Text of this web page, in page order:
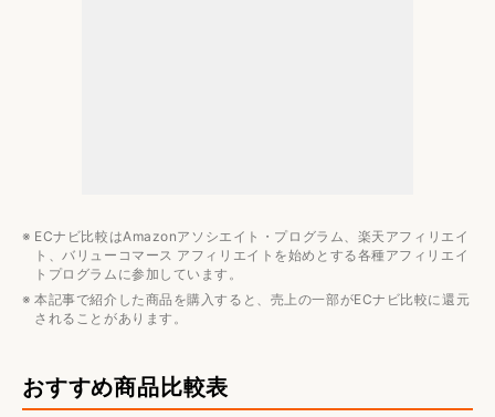
ECナビ比較はAmazonアソシエイト・プログラム、楽天アフィリエイ
ト、バリューコマース アフィリエイトを始めとする各種アフィリエイ
トプログラムに参加しています。
本記事で紹介した商品を購入すると、売上の一部がECナビ比較に還元
されることがあります。
おすすめ商品比較表